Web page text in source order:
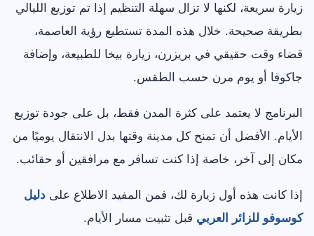
زيارة سريعة، لكنها لا تزال سهلة التنظيم إذا تم توزيع الليالي
بطريقة صحيحة. خلال هذه المدة تستطيع رؤية العاصمة،
قضاء وقت حقيقي في بريزرن، زيارة بيخا للطبيعة، وإضافة
جاكوفا أو يوم مرن حسب الطقس.
البرنامج لا يعتمد على كثرة المدن فقط، بل على جودة توزيع
الأيام. الأفضل أن تمنح كل مدينة وقتها بدل الانتقال يوميًا من
مكان إلى آخر، خاصة إذا كنت تسافر مع مرافقين أو حقائب.
إذا كانت هذه أول زيارة لك، فمن المفيد الاطلاع على دليل
كوسوفو للزائر العربي قبل تثبيت مسار الأيام.